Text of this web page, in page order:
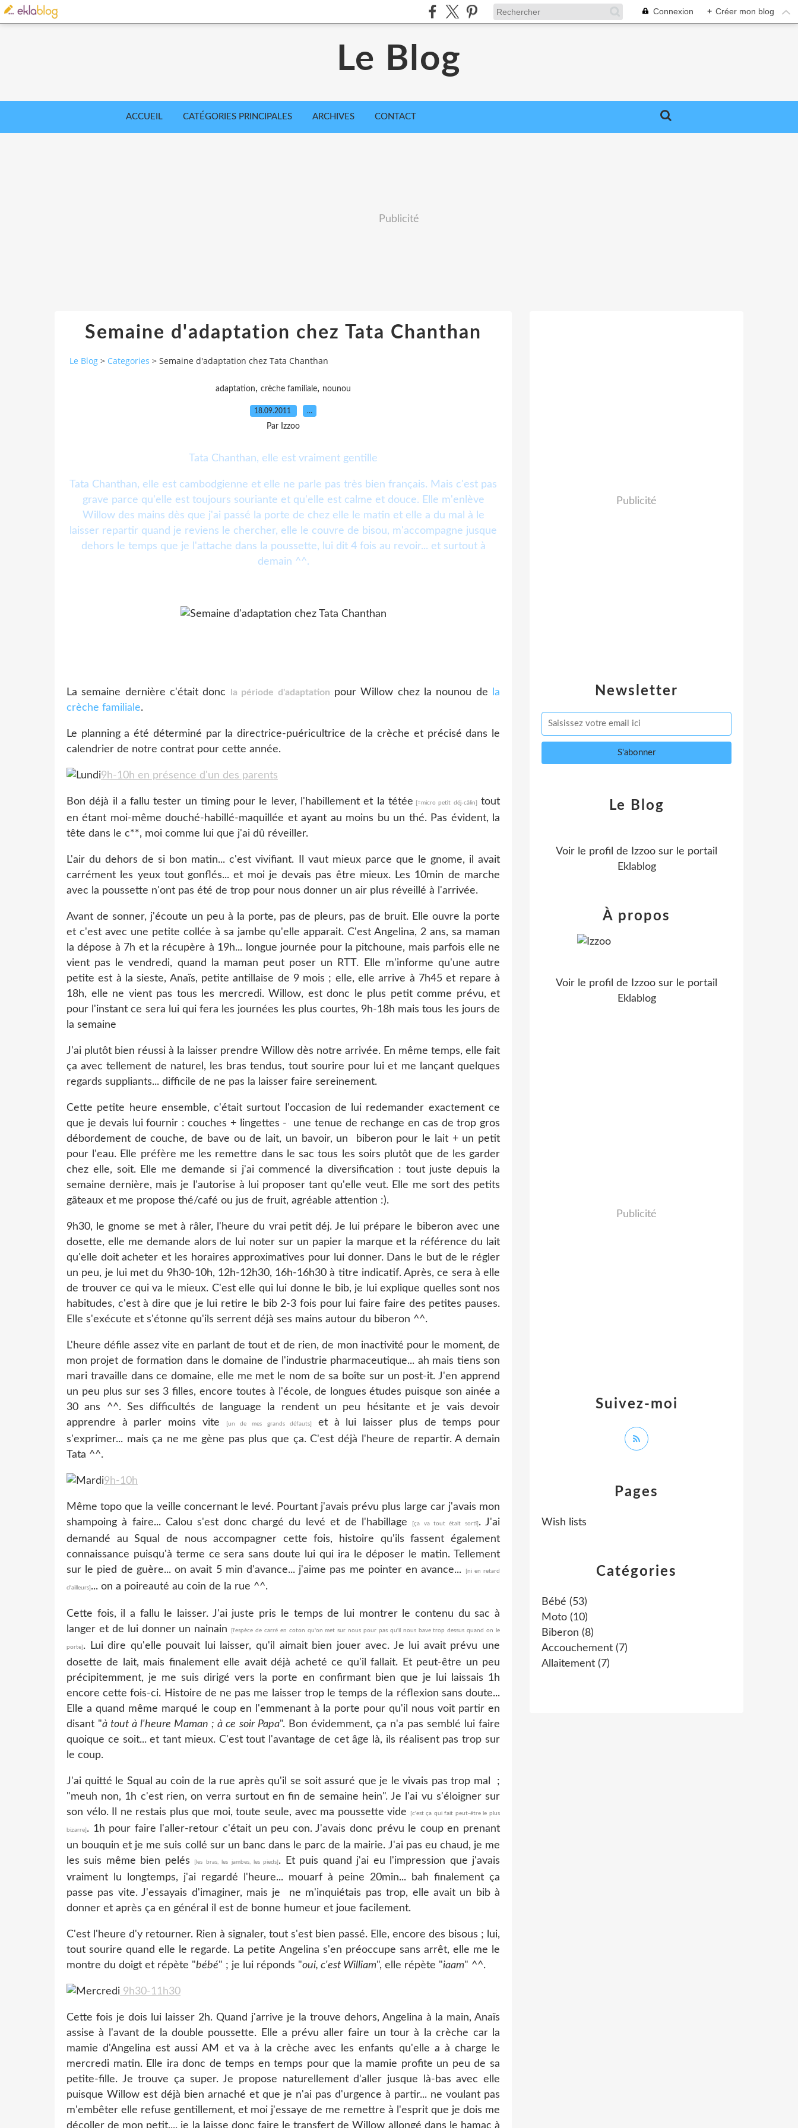
Connexion + Créer mon blog
Le Blog
ACCUEIL CATÉGORIES PRINCIPALES ARCHIVES CONTACT
Publicité
Semaine d'adaptation chez Tata Chanthan
Le Blog > Categories > Semaine d'adaptation chez Tata Chanthan
adaptation, crèche familiale, nounou
18.09.2011 …
Par Izzoo
Tata Chanthan, elle est vraiment gentille
Tata Chanthan, elle est cambodgienne et elle ne parle pas très bien français. Mais c'est pas
grave parce qu'elle est toujours souriante et qu'elle est calme et douce. Elle m'enlève
Willow des mains dès que j'ai passé la porte de chez elle le matin et elle a du mal à le
laisser repartir quand je reviens le chercher, elle le couvre de bisou, m'accompagne jusque
dehors le temps que je l'attache dans la poussette, lui dit 4 fois au revoir... et surtout à
demain ^^.
La semaine dernière c'était donc la période d'adaptation pour Willow chez la nounou de
la
crèche familiale.
Le planning a été déterminé par la directrice-puéricultrice de la crèche et précisé dans le
calendrier de notre contrat pour cette année.
9h-10h en présence d'un des parents
Bon déjà il a fallu tester un timing pour le lever, l'habillement et la tétée [=micro petit déj-câlin]
tout
en étant moi-même douché-habillé-maquillée et ayant au moins bu un thé. Pas évident, la
tête dans le c**, moi comme lui que j'ai dû réveiller.
L'air du dehors de si bon matin... c'est vivifiant. Il vaut mieux parce que le gnome, il avait
carrément les yeux tout gonflés... et moi je devais pas être mieux. Les 10min de marche
avec la poussette n'ont pas été de trop pour nous donner un air plus réveillé à l'arrivée.
Avant de sonner, j'écoute un peu à la porte, pas de pleurs, pas de bruit. Elle ouvre la porte
et c'est avec une petite collée à sa jambe qu'elle apparait. C'est Angelina, 2 ans, sa maman
la dépose à 7h et la récupère à 19h... longue journée pour la pitchoune, mais parfois elle ne
vient pas le vendredi, quand la maman peut poser un RTT. Elle m'informe qu'une autre
petite est à la sieste, Anaïs, petite antillaise de 9 mois ; elle, elle arrive à 7h45 et repare à
18h, elle ne vient pas tous les mercredi. Willow, est donc le plus petit comme prévu, et
pour l'instant ce sera lui qui fera les journées les plus courtes, 9h-18h mais tous les jours de
la semaine
J'ai plutôt bien réussi à la laisser prendre Willow dès notre arrivée. En même temps, elle fait
ça avec tellement de naturel, les bras tendus, tout sourire pour lui et me lançant quelques
regards suppliants... difficile de ne pas la laisser faire sereinement.
Cette petite heure ensemble, c'était surtout l'occasion de lui redemander exactement ce
que je devais lui fournir : couches + lingettes - une tenue de rechange en cas de trop gros
débordement de couche, de bave ou de lait, un bavoir, un biberon pour le lait + un petit
pour l'eau. Elle préfère me les remettre dans le sac tous les soirs plutôt que de les garder
chez elle, soit. Elle me demande si j'ai commencé la diversification : tout juste depuis la
semaine dernière, mais je l'autorise à lui proposer tant qu'elle veut. Elle me sort des petits
gâteaux et me propose thé/café ou jus de fruit, agréable attention :).
9h30, le gnome se met à râler, l'heure du vrai petit déj. Je lui prépare le biberon avec une
dosette, elle me demande alors de lui noter sur un papier la marque et la référence du lait
qu'elle doit acheter et les horaires approximatives pour lui donner. Dans le but de le régler
un peu, je lui met du 9h30-10h, 12h-12h30, 16h-16h30 à titre indicatif. Après, ce sera à elle
de trouver ce qui va le mieux. C'est elle qui lui donne le bib, je lui explique quelles sont nos
habitudes, c'est à dire que je lui retire le bib 2-3 fois pour lui faire faire des petites pauses.
Elle s'exécute et s'étonne qu'ils serrent déjà ses mains autour du biberon ^^.
L'heure défile assez vite en parlant de tout et de rien, de mon inactivité pour le moment, de
mon projet de formation dans le domaine de l'industrie pharmaceutique... ah mais tiens son
mari travaille dans ce domaine, elle me met le nom de sa boîte sur un post-it. J'en apprend
un peu plus sur ses 3 filles, encore toutes à l'école, de longues études puisque son ainée a
30 ans ^^. Ses difficultés de language la rendent un peu hésitante et je vais devoir
apprendre à parler moins vite
[un de mes grands défauts]
et à lui laisser plus de temps pour
s'exprimer... mais ça ne me gène pas plus que ça. C'est déjà l'heure de repartir. A demain
Tata ^^.
9h-10h
Même topo que la veille concernant le levé. Pourtant j'avais prévu plus large car j'avais mon
shampoing à faire... Calou s'est donc chargé du levé et de l'habillage
[ça va tout était sorti] . J'ai
demandé au Squal de nous accompagner cette fois, histoire qu'ils fassent également
connaissance puisqu'à terme ce sera sans doute lui qui ira le déposer le matin. Tellement
sur le pied de guère... on avait 5 min d'avance... j'aime pas me pointer en avance...
[ni en retard
d'ailleurs] ... on a poireauté au coin de la rue ^^.
Cette fois, il a fallu le laisser. J'ai juste pris le temps de lui montrer le contenu du sac à
langer et de lui donner un nainain
[l'espèce de carré en coton qu'on met sur nous pour pas qu'il nous bave trop dessus quand on le
porte] . Lui dire qu'elle pouvait lui laisser, qu'il aimait bien jouer avec. Je lui avait prévu une
dosette de lait, mais finalement elle avait déjà acheté ce qu'il fallait. Et peut-être un peu
précipitemment, je me suis dirigé vers la porte en confirmant bien que je lui laissais 1h
encore cette fois-ci. Histoire de ne pas me laisser trop le temps de la réflexion sans doute...
Elle a quand même marqué le coup en l'emmenant à la porte pour qu'il nous voit partir en
disant "à tout à l'heure Maman ; à ce soir Papa". Bon évidemment, ça n'a pas semblé lui faire
quoique ce soit... et tant mieux. C'est tout l'avantage de cet âge là, ils réalisent pas trop sur
le coup.
J'ai quitté le Squal au coin de la rue après qu'il se soit assuré que je le vivais pas trop mal ;
"meuh non, 1h c'est rien, on verra surtout en fin de semaine hein". Je l'ai vu s'éloigner sur
son vélo. Il ne restais plus que moi, toute seule, avec ma poussette vide
[c'est ça qui fait peut-être le plus
bizarre] . 1h pour faire l'aller-retour c'était un peu con. J'avais donc prévu le coup en prenant
un bouquin et je me suis collé sur un banc dans le parc de la mairie. J'ai pas eu chaud, je me
les suis même bien pelés
[les bras, les jambes, les pieds] . Et puis quand j'ai eu l'impression que j'avais
vraiment lu longtemps, j'ai regardé l'heure... mouarf à peine 20min... bah finalement ça
passe pas vite. J'essayais d'imaginer, mais je ne m'inquiétais pas trop, elle avait un bib à
donner et après ça en général il est de bonne humeur et joue facilement.
C'est l'heure d'y retourner. Rien à signaler, tout s'est bien passé. Elle, encore des bisous ; lui,
tout sourire quand elle le regarde. La petite Angelina s'en préoccupe sans arrêt, elle me le
montre du doigt et répète "bébé" ; je lui réponds "oui, c'est William", elle répète "iaam" ^^.
9h30-11h30
Cette fois je dois lui laisser 2h. Quand j'arrive je la trouve dehors, Angelina à la main, Anaïs
assise à l'avant de la double poussette. Elle a prévu aller faire un tour à la crèche car la
mamie d'Angelina est aussi AM et va à la crèche avec les enfants qu'elle a à charge le
mercredi matin. Elle ira donc de temps en temps pour que la mamie profite un peu de sa
petite-fille. Je trouve ça super. Je propose naturellement d'aller jusque là-bas avec elle
puisque Willow est déjà bien arnaché et que je n'ai pas d'urgence à partir... ne voulant pas
m'embêter elle refuse gentillement, et moi j'essaye de me remettre à l'esprit que je dois me
décoller de mon petit.... je la laisse donc faire le transfert de Willow allongé dans le hamac à
Newsletter
Publicité
Catégories
Bébé (53)
Moto (10)
Biberon (8)
Accouchement (7)
Allaitement (7)
Pages
Wish lists
Le Blog
Voir le profil de Izzoo sur le portail
Eklablog
Suivez-moi
À propos
Voir le profil de Izzoo sur le portail
Eklablog
Publicité